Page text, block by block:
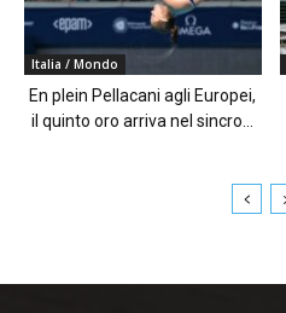
Italia / Mondo
En plein Pellacani agli Europei,
il quinto oro arriva nel sincro...